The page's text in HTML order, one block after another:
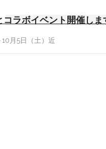
ラボイベント開催しま
月5日（土）近